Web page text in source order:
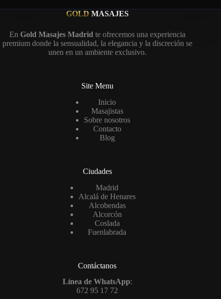
GOLD MASAJES
En Gold Masajes Madrid te ofrecemos una experiencia
premium donde la sensualidad, la elegancia y la discreción se
unen en un ambiente exclusivo.
Site Menu
Inicio
Masajistas
Sobre nosotros
Contacto
Blog
Ciudades
Madrid
Alcalá de Henares
Alcobendas
Alcorcón
Coslada
Fuenlabrada
Contáctanos
Línea de WhatsApp:
672 95 17 72